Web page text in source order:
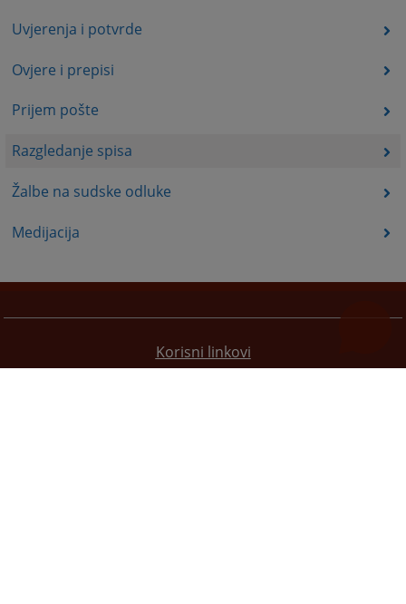
Uvjerenja i potvrde
Ovjere i prepisi
Prijem pošte
Razgledanje spisa
Žalbe na sudske odluke
Medijacija
Korisni linkovi